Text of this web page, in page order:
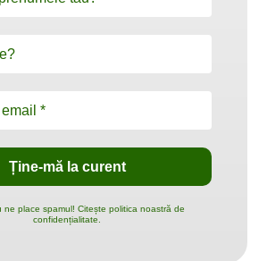
ne place spamul! Citește politica noastră de
confidențialitate.